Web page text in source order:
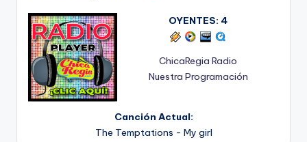
OYENTES: 4
ChicaRegia Radio
Nuestra Programación
Canción Actual:
The Temptations - My girl